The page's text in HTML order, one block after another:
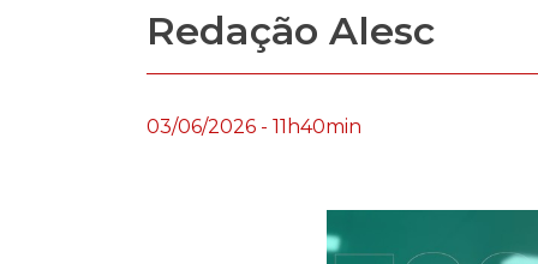
Redação Alesc
03/06/2026 - 11h40min